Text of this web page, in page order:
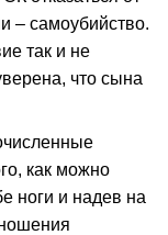
– самоубийство.
так и не
что сына
как можно
ноги и надев на